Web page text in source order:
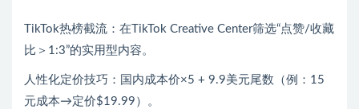
TikTok热榜截流：在TikTok Creative Center筛选“点赞/收藏
比＞1:3”的实用型内容。
人性化定价技巧：国内成本价×5 + 9.9美元尾数（例：15
元成本→定价$19.99）。